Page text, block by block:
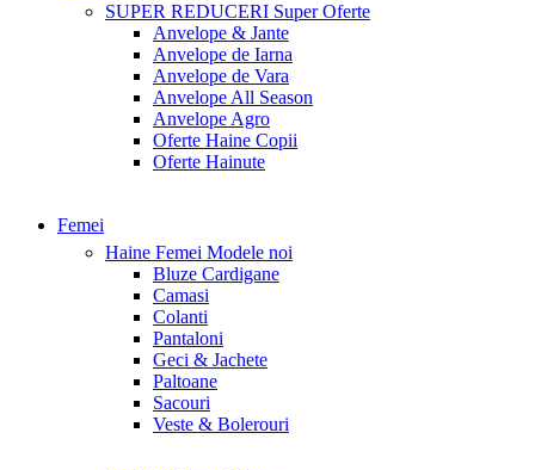
SUPER REDUCERI Super Oferte
Anvelope & Jante
Anvelope de Iarna
Anvelope de Vara
Anvelope All Season
Anvelope Agro
Oferte Haine Copii
Oferte Hainute
Femei
Haine Femei Modele noi
Bluze Cardigane
Camasi
Colanti
Pantaloni
Geci & Jachete
Paltoane
Sacouri
Veste & Bolerouri